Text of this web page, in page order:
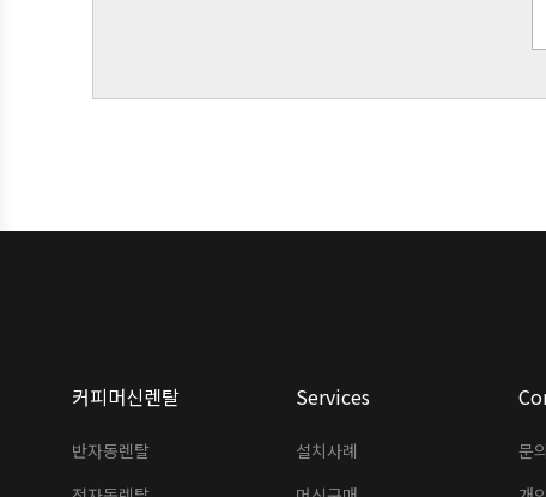
커피머신렌탈
반자동렌탈
Services
설치사례
문